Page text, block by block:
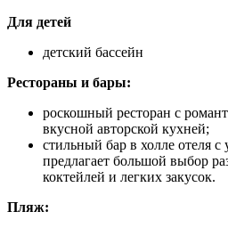
Для детей
детский бассейн
Рестораны и бары:
роскошный ресторан с
вкусной авторской кухней;
стильный бар в холле отеля
предлагает большой выбор
коктейлей и легких закусок.
Пляж: